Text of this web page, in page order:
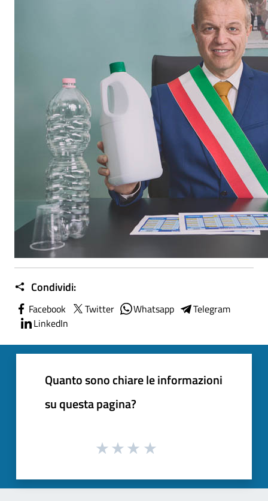
Condividi:
Facebook Twitter Whatsapp
Telegram
LinkedIn
Quanto sono chiare le informazioni
su questa pagina?